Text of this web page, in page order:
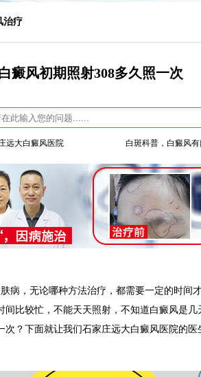
治疗
癜风初期照射308多久照一次
远大白癜风医院 白斑科普，白癜风
，无论哪种方法治疗，都需要一定的时间
间比较忙，不能天天照射，不知道白癜风是几
次？下面就让我们石家庄远大白癜风医院的